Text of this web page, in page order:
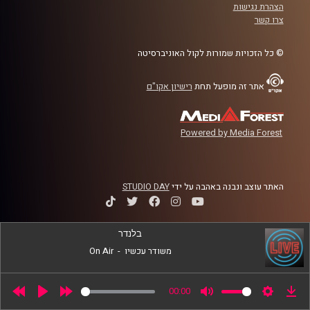
הצהרת נגישות
צרו קשר
© כל הזכויות שמורות לקול האוניברסיטה
אתר זה מופעל תחת רישיון אקו"ם
Powered by Media Forest
האתר עוצב ונבנה באהבה על ידיSTUDIO DAY
RewindPlayForward
00:00
Mute Settings
בלנדר
משודר עכשיו -
On Air